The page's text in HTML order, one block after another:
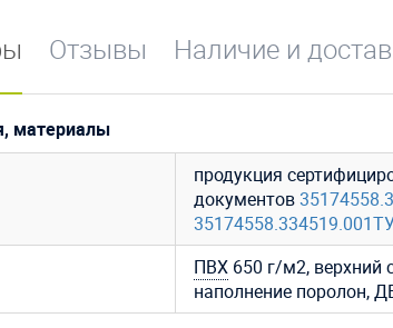
Отзывы Наличие и
материалы
продукция
документов
ПВХ 650 г/м2, верхний
наполнение поролон,